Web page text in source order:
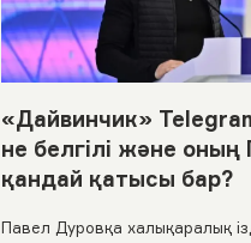
«Дайвинчик»
не белгілі және
қандай қатысы бар?
Павел Дуровқа халықаралық